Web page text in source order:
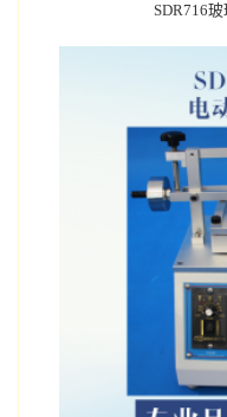
SDR716